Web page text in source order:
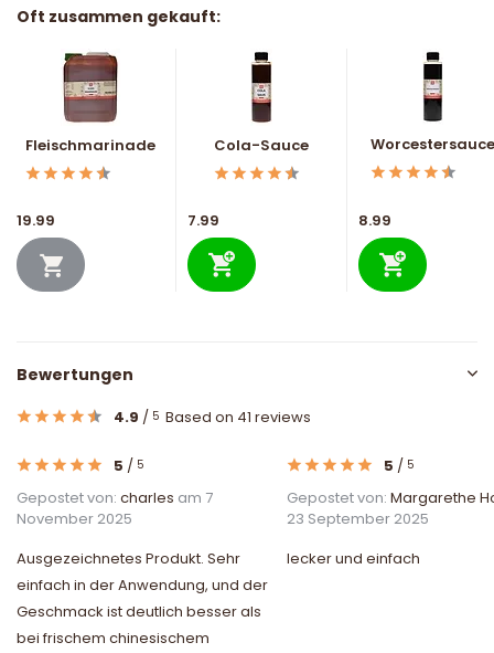
Oft zusammen gekauft:
Fleischmarinade
19.99
Cola-Sauce
7.99
Worcestersauce
8.99
Bewertungen
4.9 / 5 Based on 41 reviews
5 / 5
Gepostet von: charles am 7
November 2025
Ausgezeichnetes Produkt. Sehr
einfach in der Anwendung, und der
Geschmack ist deutlich besser als
bei frischem chinesischem
5 / 5
Gepostet von: Margarethe
23 September 2025
lecker und einfach